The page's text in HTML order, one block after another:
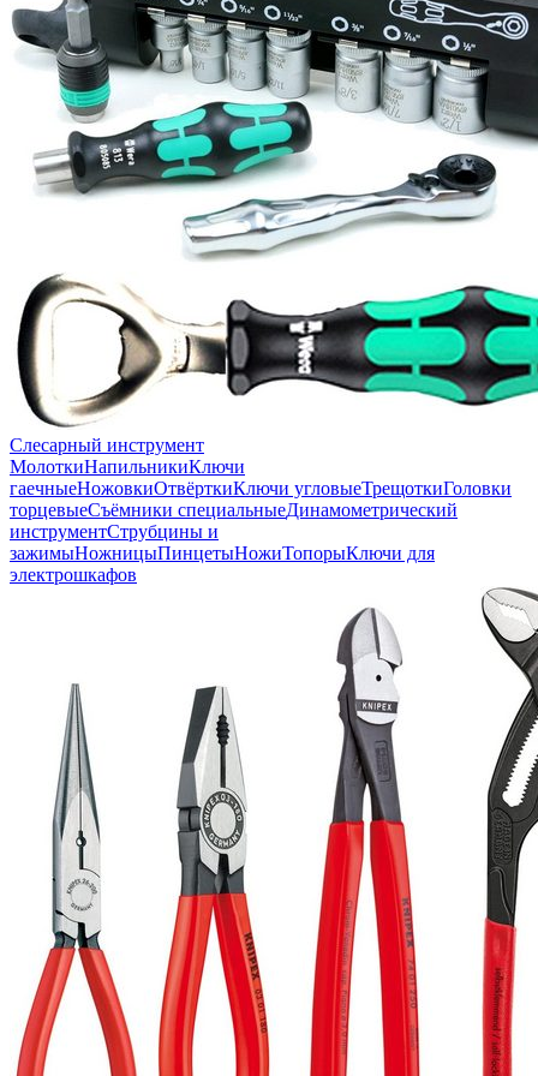
Слесарный инструмент
МолоткиНапильникиКлючи
гаечныеНожовкиОтвёрткиКлючи угловыеТрещоткиГоловки
торцевыеСъёмники специальныеДинамометрический
инструментСтрубцины и
зажимыНожницыПинцетыНожиТопорыКлючи для
электрошкафов